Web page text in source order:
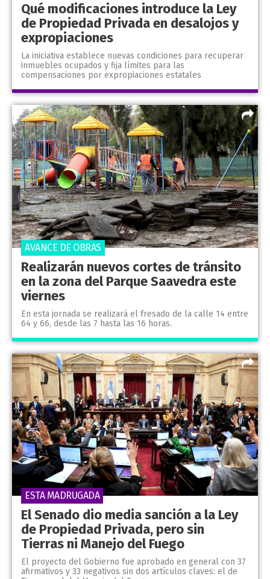
Qué modificaciones introduce la Ley
de Propiedad Privada en desalojos y
expropiaciones
La iniciativa establece nuevas condiciones para recuperar
inmuebles ocupados y fija límites para las
compensaciones por expropiaciones estatales
Realizarán nuevos cortes de tránsito
en la zona del Parque Saavedra este
viernes
En esta jornada se realizará el fresado de la calle 14 entre
64 y 66, desde las 7 hasta las 16 horas.
AVANCE DE OBRAS
El Senado dio media sanción a la Ley
de Propiedad Privada, pero sin
Tierras ni Manejo del Fuego
El proyecto del Gobierno fue aprobado en general con 37
afirmativos y 33 negativos sin dos artículos claves: el de
ESTA MADRUGADA